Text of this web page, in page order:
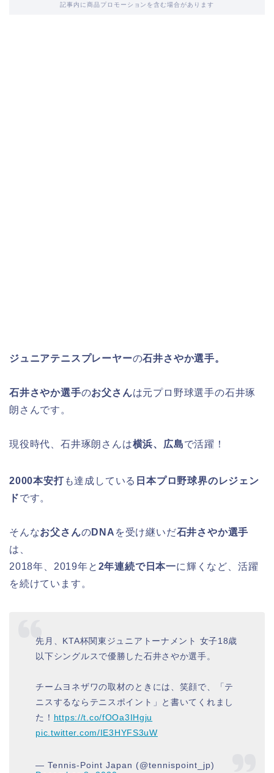
記事内に商品プロモーションを含む場合があります
ジュニアテニスプレーヤーの石井さやか選手。
石井さやか選手のお父さんは元プロ野球選手の石井琢
朗さんです。
現役時代、 石井琢朗さんは横浜、広島で活躍！
2000本安打も達成している 日本プロ野球界のレジェン
ドです。
そんなお父さんのDNA を受け継いだ石井さやか選手
は、
2018年、2019年と 2年連続で日本一に輝くなど、活躍
を続けています。
先月、KTA杯関東ジュニアトーナメント 女子18歳
以下シングルスで優勝した石井さやか選手。
チームヨネザワの取材のときには、笑顔で、「テ
ニスするならテニスポイント」と書いてくれまし
た！ https://t.co/fOOa3IHgju
pic.twitter.com/IE3HYFS3uW
— Tennis-Point Japan (@tennispoint_jp)